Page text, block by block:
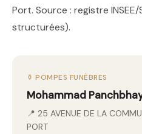
Port. Source : registre
structurées).
⚱️ POMPES FUNÈBRES
Mohammad
📍 25 AVENUE DE LA
PORT